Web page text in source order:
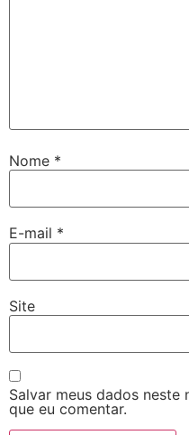
Nome *
E-mail *
Site
Salvar meus dados
que eu comentar.